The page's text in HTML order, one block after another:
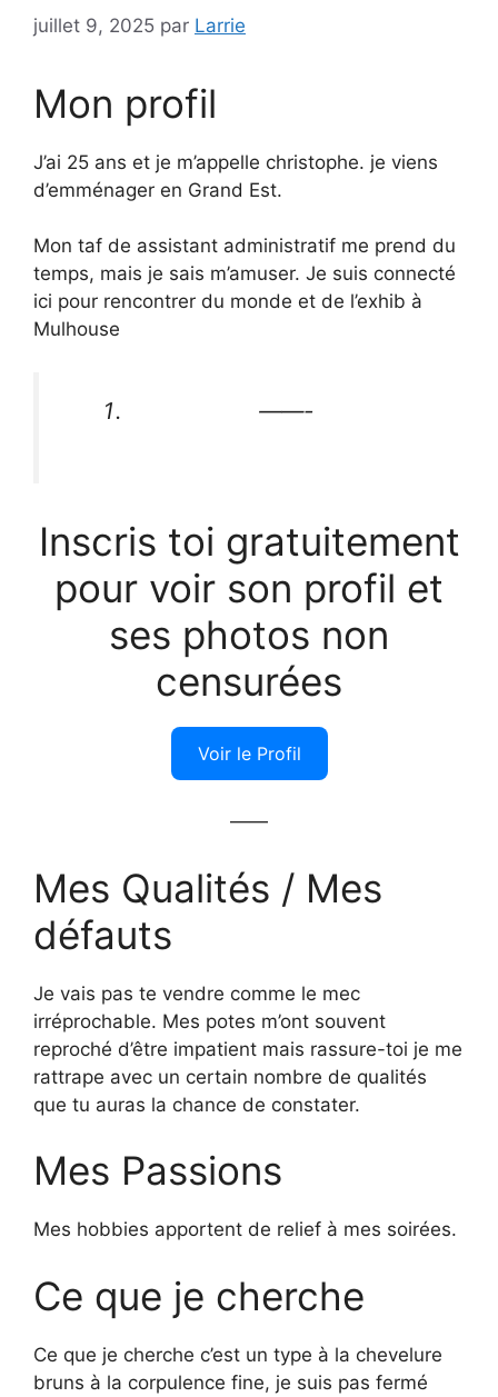
juillet 9, 2025 par Larrie
Mon profil
J’ai 25 ans et je m’appelle christophe. je viens
d’emménager en Grand Est.
Mon taf de assistant administratif me prend du
temps, mais je sais m’amuser. Je suis connecté
ici pour rencontrer du monde et de l’exhib à
Mulhouse
——-
Inscris toi gratuitement
pour voir son profil et
ses photos non
censurées
Voir le Profil
——
Mes Qualités / Mes
défauts
Je vais pas te vendre comme le mec
irréprochable. Mes potes m’ont souvent
reproché d’être impatient mais rassure-toi je me
rattrape avec un certain nombre de qualités
que tu auras la chance de constater.
Mes Passions
Mes hobbies apportent de relief à mes soirées.
Ce que je cherche
Ce que je cherche c’est un type à la chevelure
bruns à la corpulence fine, je suis pas fermé